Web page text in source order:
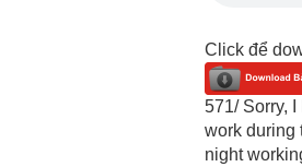
Click để
571/ Sorry,
work during
night